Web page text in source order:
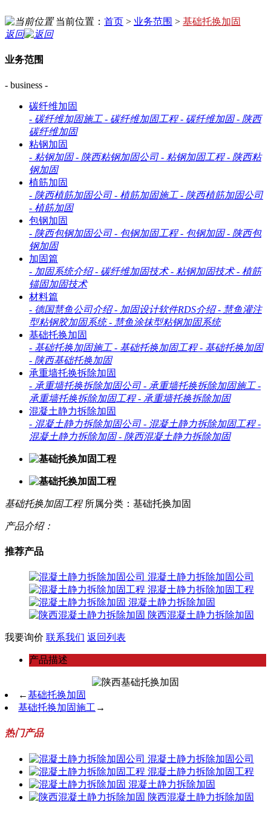
当前位置： 首页 > 业务范围 > 基础托换加固
返回
业务范围
- business -
碳纤维加固
- 碳纤维加固施工 - 碳纤维加固工程 - 碳纤维加固 - 陕西
碳纤维加固
粘钢加固
- 粘钢加固 - 陕西粘钢加固公司 - 粘钢加固工程 - 陕西粘
钢加固
植筋加固
- 陕西植筋加固公司 - 植筋加固施工 - 陕西植筋加固公司
- 植筋加固
包钢加固
- 陕西包钢加固公司 - 包钢加固工程 - 包钢加固 - 陕西包
钢加固
加固篇
- 加固系统介绍 - 碳纤维加固技术 - 粘钢加固技术 - 植筋
锚固加固技术
材料篇
- 德国慧鱼公司介绍 - 加固设计软件RDS介绍 - 慧鱼灌注
型粘钢胶加固系统 - 慧鱼涂抹型粘钢加固系统
基础托换加固
- 基础托换加固施工 - 基础托换加固工程 - 基础托换加固
- 陕西基础托换加固
承重墙托换拆除加固
- 承重墙托换拆除加固公司 - 承重墙托换拆除加固施工 -
承重墙托换拆除加固工程 - 承重墙托换拆除加固
混凝土静力拆除加固
- 混凝土静力拆除加固公司 - 混凝土静力拆除加固工程 -
混凝土静力拆除加固 - 陕西混凝土静力拆除加固
基础托换加固工程 所属分类：基础托换加固
产品介绍：
推荐产品
混凝土静力拆除加固公司
混凝土静力拆除加固工程
混凝土静力拆除加固
陕西混凝土静力拆除加固
我要询价 联系我们 返回列表
产品描述
←基础托换加固
基础托换加固施工 →
热门产品
混凝土静力拆除加固公司
混凝土静力拆除加固工程
混凝土静力拆除加固
陕西混凝土静力拆除加固